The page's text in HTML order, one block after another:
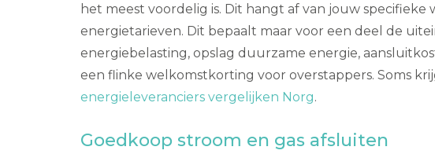
het meest voordelig is. Dit hangt af van jouw
energietarieven. Dit bepaalt maar voor een deel de
energiebelasting, opslag duurzame energie,
een flinke welkomstkorting voor overstappers. Soms
energieleveranciers vergelijken Norg.
Goedkoop stroom en gas afsluiten